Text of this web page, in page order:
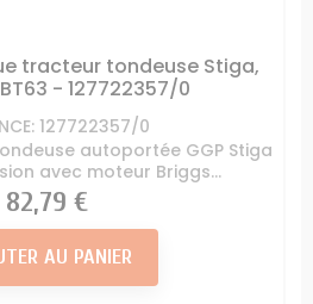
tracteur tondeuse Stiga,
BT63 - 127722357/0
127722357/0
autoportée GGP Stiga
avec moteur Briggs...
Prix
82,79 €
AU PANIER